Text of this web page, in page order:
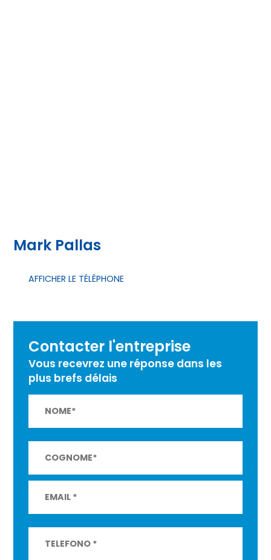
Mark Pallas
AFFICHER LE TÉLÉPHONE
Contacter l'entreprise
Vous recevrez une réponse dans les
plus brefs délais
Si
prega
lasciare
vuoto
campo.
Si
prega